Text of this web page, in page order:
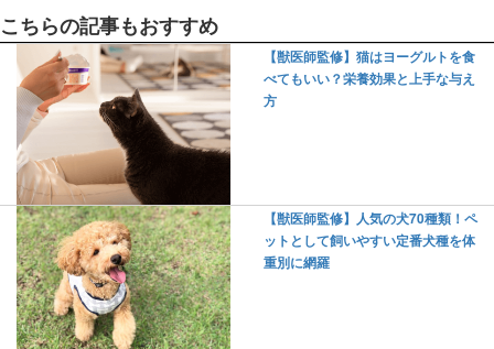
こちらの記事もおすすめ
【獣医師監修】猫はヨーグルトを食
べてもいい？栄養効果と上手な与え
方
【獣医師監修】人気の犬70種類！ペ
ットとして飼いやすい定番犬種を体
重別に網羅